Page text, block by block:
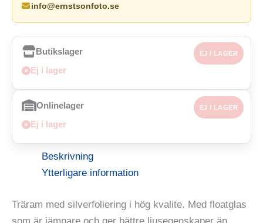
info@ernstsonfoto.se
Butikslager EJ I LAGER
Ej i lager
Onlinelager EJ I LAGER
Ej i lager
Beskrivning
Ytterligare information
Träram med silverfoliering i hög kvalite. Med floatglas
som är jämnare och ger bättre ljusegenskaper än